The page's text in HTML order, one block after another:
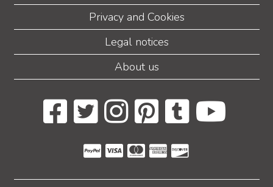
Privacy and Cookies
Legal notices
About us